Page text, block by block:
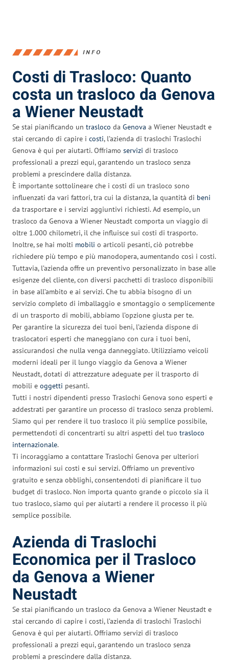
INFO
Costi di Trasloco: Quanto
costa un trasloco da Genova
a Wiener Neustadt
Se stai pianificando un trasloco da Genova a Wiener Neustadt e
stai cercando di capire i costi, l’azienda di traslochi Traslochi
Genova è qui per aiutarti. Offriamo servizi di trasloco
professionali a prezzi equi, garantendo un trasloco senza
problemi a prescindere dalla distanza.
È importante sottolineare che i costi di un trasloco sono
influenzati da vari fattori, tra cui la distanza, la quantità di beni
da trasportare e i servizi aggiuntivi richiesti. Ad esempio, un
trasloco da Genova a Wiener Neustadt comporta un viaggio di
oltre 1.000 chilometri, il che influisce sui costi di trasporto.
Inoltre, se hai molti mobili o articoli pesanti, ciò potrebbe
richiedere più tempo e più manodopera, aumentando così i costi.
Tuttavia, l’azienda offre un preventivo personalizzato in base alle
esigenze del cliente, con diversi pacchetti di trasloco disponibili
in base all’ambito e ai servizi. Che tu abbia bisogno di un
servizio completo di imballaggio e smontaggio o semplicemente
di un trasporto di mobili, abbiamo l’opzione giusta per te.
Per garantire la sicurezza dei tuoi beni, l’azienda dispone di
traslocatori esperti che maneggiano con cura i tuoi beni,
assicurandosi che nulla venga danneggiato. Utilizziamo veicoli
moderni ideali per il lungo viaggio da Genova a Wiener
Neustadt, dotati di attrezzature adeguate per il trasporto di
mobili e oggetti pesanti.
Tutti i nostri dipendenti presso Traslochi Genova sono esperti e
addestrati per garantire un processo di trasloco senza problemi.
Siamo qui per rendere il tuo trasloco il più semplice possibile,
permettendoti di concentrarti su altri aspetti del tuo trasloco
internazionale.
Ti incoraggiamo a contattare Traslochi Genova per ulteriori
informazioni sui costi e sui servizi. Offriamo un preventivo
gratuito e senza obblighi, consentendoti di pianificare il tuo
budget di trasloco. Non importa quanto grande o piccolo sia il
tuo trasloco, siamo qui per aiutarti a rendere il processo il più
semplice possibile.
Azienda di Traslochi
Economica per il Trasloco
da Genova a Wiener
Neustadt
Se stai pianificando un trasloco da Genova a Wiener Neustadt e
stai cercando di capire i costi, l’azienda di traslochi Traslochi
Genova è qui per aiutarti. Offriamo servizi di trasloco
professionali a prezzi equi, garantendo un trasloco senza
problemi a prescindere dalla distanza.